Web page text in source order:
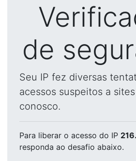
de
Seu IP fez diversas
acessos suspeitos a
conosco.
Para liberar o acesso do IP
responda ao desafio abaixo.